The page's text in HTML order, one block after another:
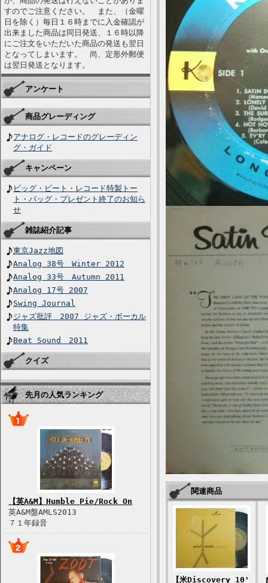
すのでご注意ください。 また、（金曜
日を除く）毎日１６時までに入金確認が
出来ました商品は同日発送、１６時以降
にご注文をいただいた商品の発送も翌日
となってしまいます。 尚、定形外郵便
は翌日発送となります。
アンケート
商品グレーディング
アナログ・レコードのグレーディン
グ・ガイド
キャンペーン
ビッグ・ビート・レコード特製トー
ト・バッグ・プレゼント終了のお知ら
せ
雑誌紹介記事
東京Jazz地図
Analog 38号 Winter 2012
Analog 33号 Autumn 2011
Analog 17号 2007
Swing Journal
ジャズ批評 2007 ジャズ・ボーカル
特集
Beat Sound 2011
クイズ
先月の人気ランキング
【英A&M】Humble Pie/Rock On
英A&M盤AMLS2013
７１年録音
関連商品
【米Discovery 10'